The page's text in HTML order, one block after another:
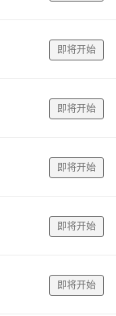
即将开始
即将开始
即将开始
即将开始
即将开始